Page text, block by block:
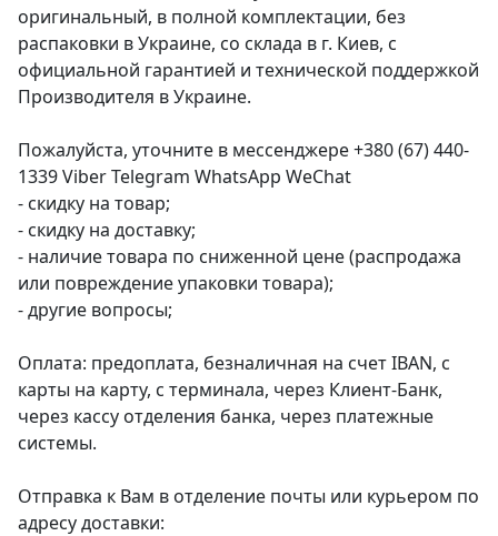
оригинальный, в полной комплектации, без
распаковки в Украине, со склада в г. Киев, с
официальной гарантией и технической поддержкой
Производителя в Украине.
Пожалуйста, уточните в мессенджере +380 (67) 440-
1339 Viber Telegram WhatsApp WeChat
- скидку на товар;
- скидку на доставку;
- наличие товара по сниженной цене (распродажа
или повреждение упаковки товара);
- другие вопросы;
Оплата: предоплата, безналичная на счет IBAN, с
карты на карту, с терминала, через Клиент-Банк,
через кассу отделения банка, через платежные
системы.
Отправка к Вам в отделение почты или курьером по
адресу доставки: